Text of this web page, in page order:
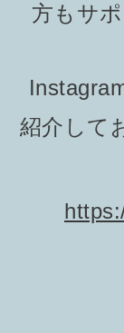
方もサ
紹介して